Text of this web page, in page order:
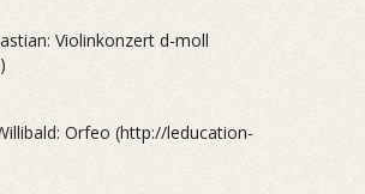
Violinkonzert d-moll
Orfeo (http://leducation-